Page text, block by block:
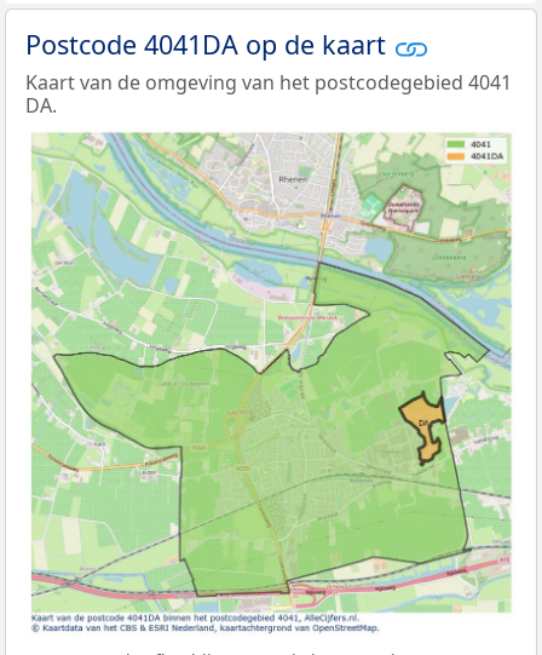
Postcode 4041DA op de kaart
Kaart van de omgeving van het postcodegebied 4041
DA.